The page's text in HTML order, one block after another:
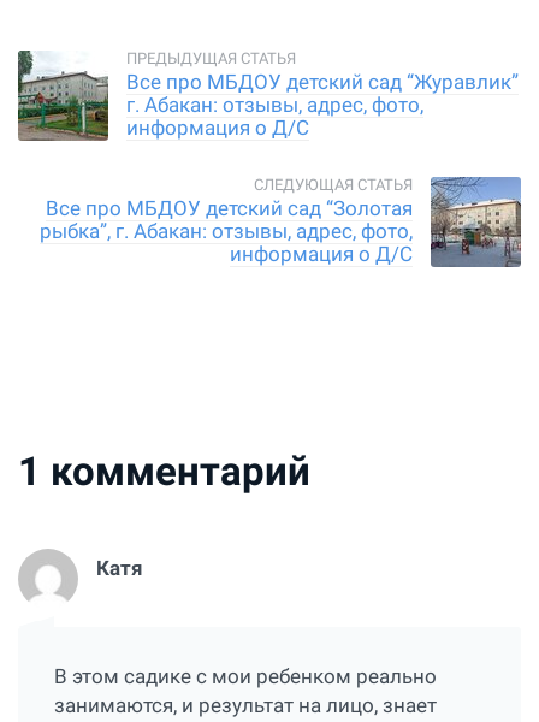
Все про МБДОУ детский сад “Журавлик”
г. Абакан: отзывы, адрес, фото,
информация о Д/С
Все про МБДОУ детский сад “Золотая
рыбка”, г. Абакан: отзывы, адрес, фото,
информация о Д/С
1 комментарий
Катя
В этом садике с мои ребенком реально
занимаются, и результат на лицо, знает